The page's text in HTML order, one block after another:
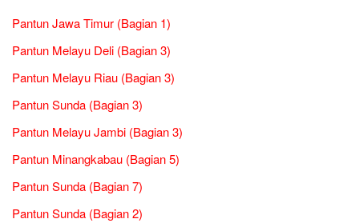
Pantun Jawa Timur (Bagian 1)
Pantun Melayu Deli (Bagian 3)
Pantun Melayu Riau (Bagian 3)
Pantun Sunda (Bagian 3)
Pantun Melayu Jambi (Bagian 3)
Pantun Minangkabau (Bagian 5)
Pantun Sunda (Bagian 7)
Pantun Sunda (Bagian 2)